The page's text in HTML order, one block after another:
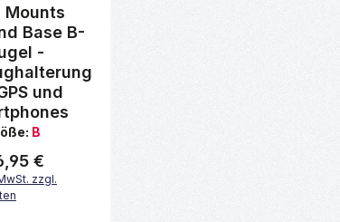
Bewertung von 0 von 5 Sternen
Mounts
Base B-
-
und
B
Preis:
€
zzgl.